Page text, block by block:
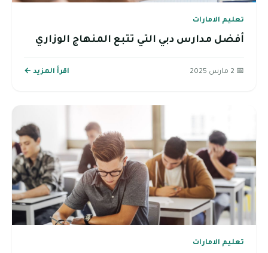
تعليم الامارات
أفضل مدارس دبي التي تتبع المنهاج الوزاري
📅 2 مارس 2025 اقرأ المزيد ←
تعليم الامارات